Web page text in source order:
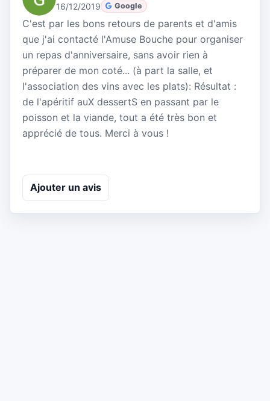
16/12/2019 Google
C'est par les bons retours de parents et d'amis
que j'ai contacté l'Amuse Bouche pour organiser
un repas d'anniversaire, sans avoir rien à
préparer de mon coté... (à part la salle, et
l'association des vins avec les plats): Résultat :
de l'apéritif auX dessertS en passant par le
poisson et la viande, tout a été très bon et
apprécié de tous. Merci à vous !
Ajouter un avis